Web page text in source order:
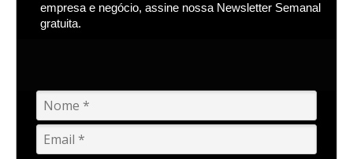
empresa e negócio, assine nossa Newsletter Semanal
gratuita.